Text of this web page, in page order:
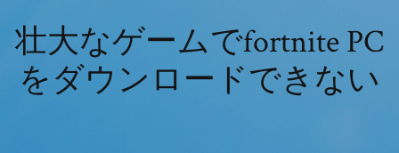
壮大なゲームでfortnite PC
をダウンロードできない